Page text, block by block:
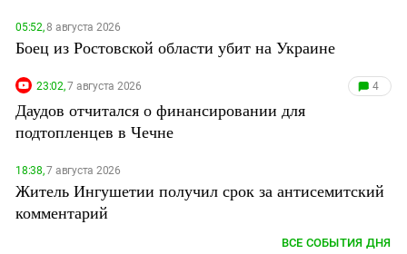
05:52,8 августа 2026
Боец из Ростовской области убит на Украине
23:02,7 августа 2026 4
Даудов отчитался о финансировании для
подтопленцев в Чечне
18:38,7 августа 2026
Житель Ингушетии получил срок за антисемитский
комментарий
ВСЕ СОБЫТИЯ ДНЯ